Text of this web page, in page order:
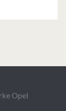
Opel